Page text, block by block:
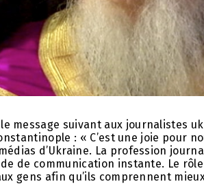
message suivant aux journalistes
: « C’est une joie pour
d’Ukraine. La profession
de communication instante. Le
gens afin qu’ils comprennent